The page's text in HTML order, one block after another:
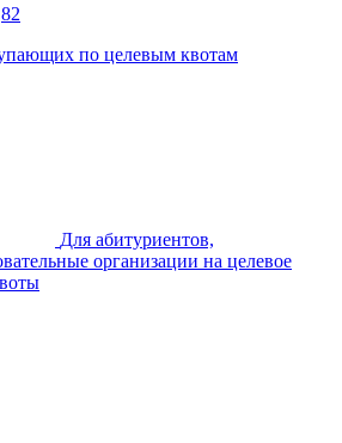
82
по целевым квотам
Для абитуриентов,
организации на целевое